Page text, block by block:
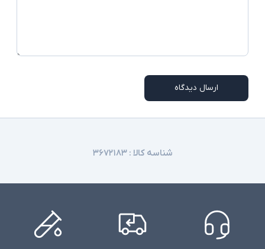
ارسال دیدگاه
شناسه کالا :۳۶۷۲۱۸۳